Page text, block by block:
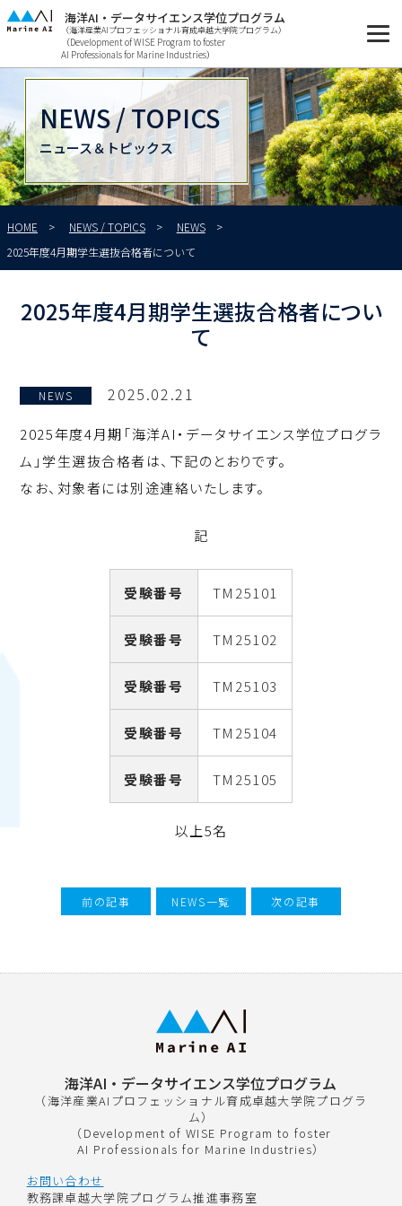
海洋AI・データサイエンス学位プログラム
（海洋産業AIプロフェッショナル育成卓越大学院プログラム）
（Development of WISE Program to foster
AI Professionals for Marine Industries）
NEWS / TOPICS
ニュース＆トピックス
HOME NEWS / TOPICS
NEWS
2025年度4月期学生選抜合格者について
2025年度4月期学生選抜合格者につい
て
NEWS 2025.02.21
2025年度4月期「海洋AI・データサイエンス学位プログラ
ム」学生選抜合格者は、下記のとおりです。
なお、対象者には別途連絡いたします。
記
受験番号 TM25101
受験番号 TM25102
受験番号 TM25103
受験番号 TM25104
受験番号 TM25105
以上5名
前の記事 NEWS一覧 次の記事
海洋AI・データサイエンス学位プログラム
（海洋産業AIプロフェッショナル育成卓越大学院プログラ
ム）
（Development of WISE Program to foster
AI Professionals for Marine Industries）
お問い合わせ
教務課卓越大学院プログラム推進事務室